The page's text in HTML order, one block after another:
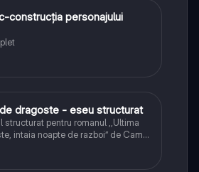
română
construcția personajului
română
dragoste - eseu structurat
structurat pentru romanul ,,Ultima
intaia noapte de razboi” de Camil